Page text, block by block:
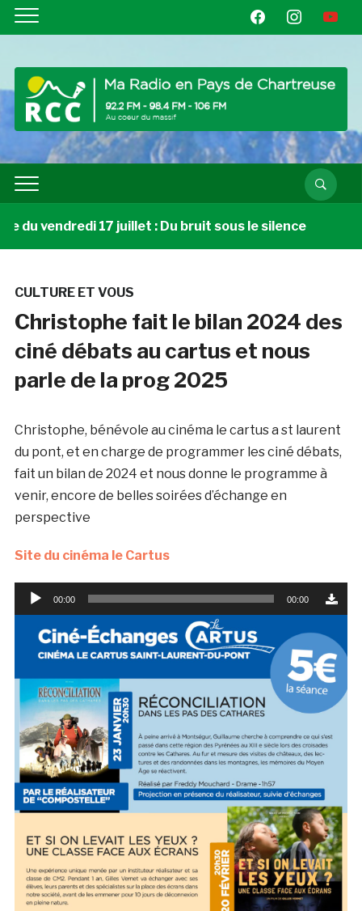
facebookinstagramyoutube
du vendredi 17 juillet : Du bruit sous le silence
CULTURE ET VOUS
Christophe fait le bilan 2024 des
ciné débats au cartus et nous
parle de la prog 2025
Christophe, bénévole au cinéma le cartus a st laurent
du pont, et en charge de programmer les ciné débats,
fait un bilan de 2024 et nous donne le programme à
venir, encore de belles soirées d’échange en
perspective
Site du cinéma le Cartus
Lecteur
audio
00:00 00:00